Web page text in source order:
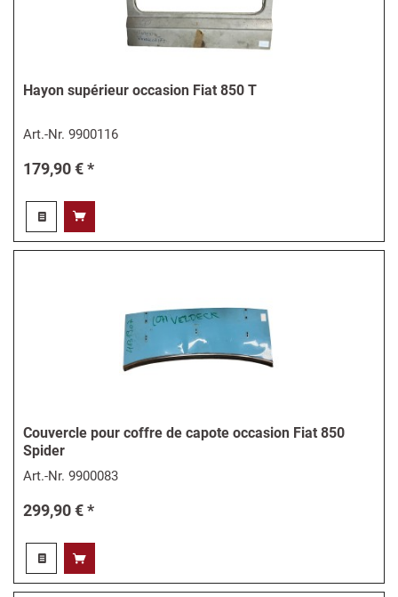
Hayon supérieur occasion Fiat 850 T
Art.-Nr.9900116
179,90 € *
Couvercle pour coffre de capote occasion Fiat 850
Spider
Art.-Nr.9900083
299,90 € *